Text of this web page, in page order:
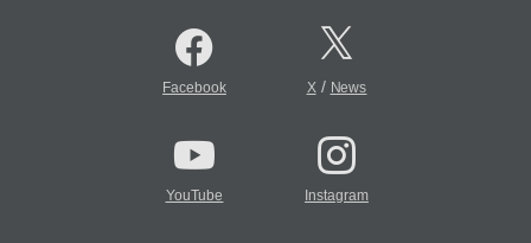
Facebook X/ News
YouTube Instagram